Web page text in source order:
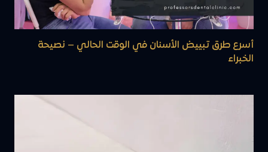
أسرع طرق تبييض الأسنان في الوقت الحالي – نصيحة
الخبراء